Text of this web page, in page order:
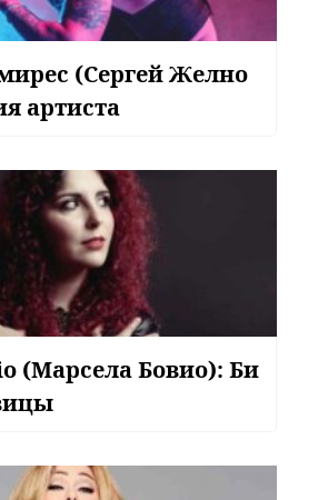
(Сергей Желно
артиста
(Марсела Бовио): Би